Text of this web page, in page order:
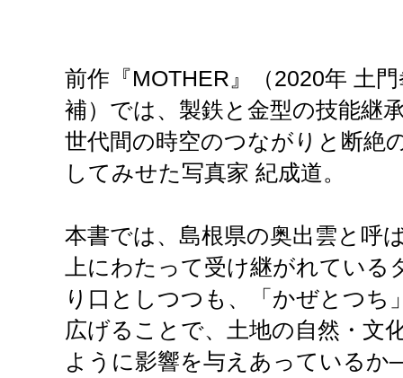
前作『MOTHER』（2020年 土
補）では、製鉄と金型の技能継
世代間の時空のつながりと断絶
してみせた写真家 紀成道。
本書では、島根県の奥出雲と呼
上にわたって受け継がれてい
り口としつつも、「かぜとつち
広げることで、土地の自然・文
ように影響を与えあっている